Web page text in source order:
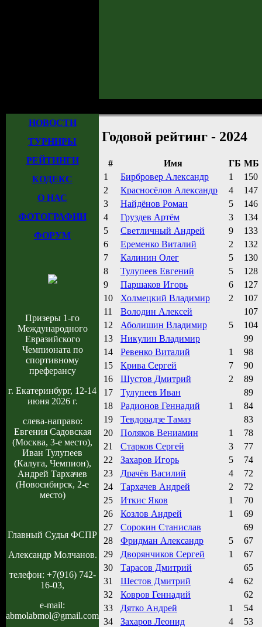
НОВОСТИ
ТУРНИРЫ
РЕЙТИНГИ
КОДЕКС
О НАС
ФОТОГРАФИИ
ФОРУМ
Призеры 1-го
Международного
Евразийского
Чемпионата по
спортивному
преферансу
г. Екатеринбург, 12-14
июня 2026 г.
слева-направо:
Евгения Садовская
(Москва, 3-е место),
Иван Тулупеев
(Калуга, Чемпион),
Андрей Тархачев
(Новосибирск, 2-е
место)
Главный Судья ФСПР
Александр Молчанов.
телефон: +7(916) 742-
16-03,
e-mail:
abmolabmol@gmail.com
Годовой рейтинг - 2024
# Имя ГБ МБ
1
Бирбровер Александр 1
150
2
Красносёлов Александр 4
147
3
Найдёнов Роман 5
146
4
Груздев Артём 3
134
5
Светличный Андрей 9
133
6
Еременко Виталий 2
132
7
Калинин Олег 5
130
8
Тулупеев Евгений 5
128
9
Паршаков Игорь 6
127
10
Холмецкий Владимир 2
107
11
Володин Алексей
107
12
Аболишин Владимир 5
104
13
Никулин Владимир
99
14
Ревенко Виталий 1
98
15
Крива Сергей 7
90
16
Шустов Дмитрий 2
89
17
Тулупеев Иван
89
18
Радионов Геннадий 1
84
19
Тевдорадзе Тамаз
83
20
Поляков Вениамин 1
78
21
Старков Сергей 3
77
22
Захаров Игорь 5
74
23
Драчёв Василий 4
72
24
Тархачев Андрей 2
72
25
Иткис Яков 1
70
26
Козлов Андрей 1
69
27
Сорокин Станислав
69
28
Фридман Александр 5
67
29
Дворянчиков Сергей 1
67
30
Тарасов Дмитрий
65
31
Шестов Дмитрий 4
62
32
Ковров Геннадий
62
33
Дятко Андрей 1
54
34
Захаров Леонид 4
53